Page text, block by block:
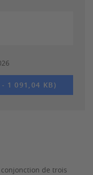
- 1 091,04 KB)
conjonction de trois